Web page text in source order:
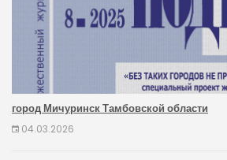
город Мичуринск Тамбовской области
04.03.2026